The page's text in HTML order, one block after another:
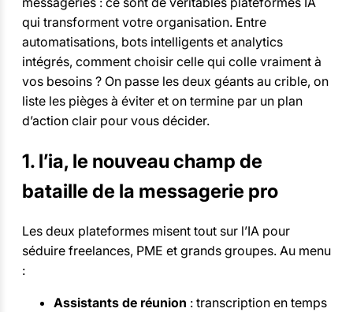
qui transforment votre organisation. Entre
automatisations, bots intelligents et analytics
intégrés, comment choisir celle qui colle vraiment à
vos besoins ? On passe les deux géants au crible, on
liste les pièges à éviter et on termine par un plan
d’action clair pour vous décider.
1. l’ia, le nouveau champ de
bataille de la messagerie pro
Les deux plateformes misent tout sur l’IA pour
séduire freelances, PME et grands groupes. Au menu
:
Assistants de réunion : transcription en temps